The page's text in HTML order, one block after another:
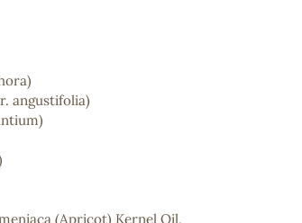
angustifolia)
(Apricot) Kernel Oil,